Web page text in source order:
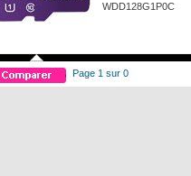
WDD128G1P0C
Page 1 sur 0